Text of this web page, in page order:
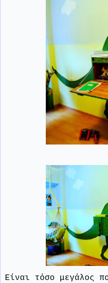
Είναι τόσο μεγάλος